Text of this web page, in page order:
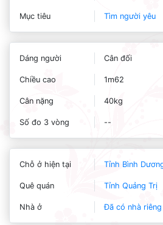
Mục tiêu Tìm người yêu
Dáng người Cân đối
Chiều cao 1m62
Cân nặng 40kg
Số đo 3 vòng --
Chỗ ở hiện tại Tỉnh Bình
Quê quán Tỉnh Quảng Trị
Nhà ở Đã có nhà riêng